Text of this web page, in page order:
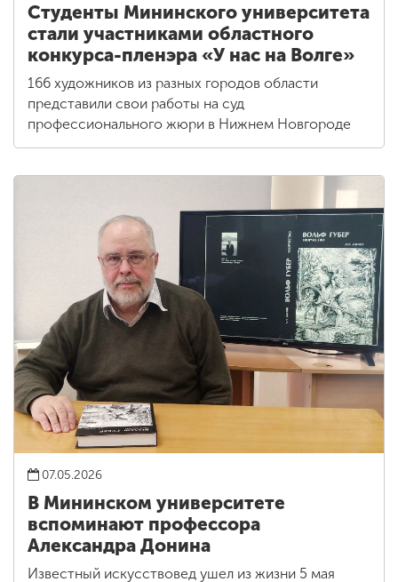
Студенты Мининского университета
стали участниками областного
конкурса-пленэра «У нас на Волге»
166 художников из разных городов области
представили свои работы на суд
профессионального жюри в Нижнем Новгороде
07.05.2026
В Мининском университете
вспоминают профессора
Александра Донина
Известный искусствовед ушел из жизни 5 мая